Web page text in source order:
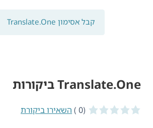
קבל אסימון Translate.One
Translate.One ביקורות
0 of 5 stars(0 ) השאירו ביקורת